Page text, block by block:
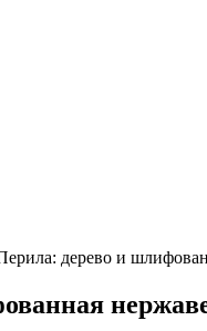
дерево и